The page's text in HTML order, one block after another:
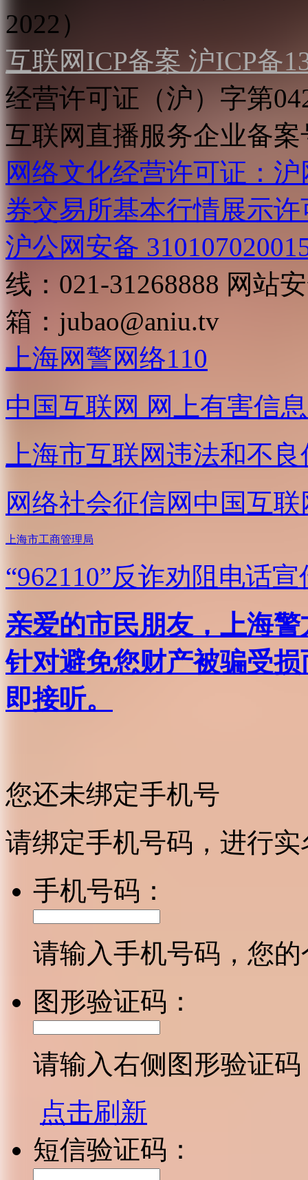
2022）
互联网ICP备案 沪ICP备
经营许可证（沪）字第
互联网直播服务企业备案
网络文化经营许可证：
券交易所基本行情展示许
沪公网安备
线：021-31268888 网站
箱： jubao@aniu.tv
上海网警网络110
中国互联网 网上有害信
上海市互联网违法和不
网络社会征信网 中国互
上海市工商管理局
“962110”反诈劝阻电话宣
亲爱的市民朋友，上海
针对避免您财产被骗受
即接听。
您还未绑定手机号
请绑定手机号码，进行
手机号码：
请输入手机号码，您
图形验证码：
请输入右侧图形验证码
点击刷新
短信验证码：